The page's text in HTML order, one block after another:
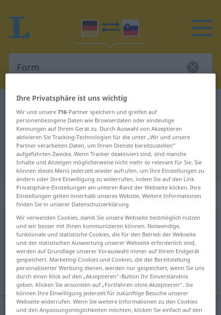
Deutsch-Slowenisch Wörterbuch
Deutsch-Slowenisch Übersetzung
für "Form"
"Form" Slowenisch Übersetzung
„Form“: Femininum
Formf
Übersicht aller Übersetzungen
(Für mehr Details die Übersetzung anklicken/antippen)
oblíka, kondícija
Ihre Privatsphäre ist uns wichtig
Wir und unsere716-Partner speichern und greifen auf
personenbezogene Daten wie Browserdaten oder eindeutige
Kennungen auf Ihrem Gerät zu. Durch Auswahl von Akzeptieren
aktivieren Sie Tracking-Technologien für die unter „Wir und unsere
Partner verarbeiten Daten, um Ihnen Dienste bereitzustellen“
aufgeführten Zwecke. Wenn Tracker deaktiviert sind, sind manche
Inhalte und Anzeigen möglicherweise nicht mehr so relevant für Sie. Sie
können dieses Menü jederzeit wieder aufrufen, um Ihre Einstellungen zu
ändern oder Ihre Einwilligung zu widerrufen, indem Sie auf den Link
Privatsphäre-Einstellungen am unteren Rand der Webseite klicken. Ihre
Einstellungen gelten innerhalb unseres Website. Weitere Informationen
finden Sie in unserer Datenschutzerklärung.
Wir verwenden Cookies, damit Sie unsere Webseite bestmöglich nutzen
und wir besser mit Ihnen kommunizieren können. Notwendige,
funktionale und statistische Cookies, die für den Betrieb der Webseite
und der statistischen Auswertung unserer Webseite erforderlich sind,
werden auf Grundlage unserer Vorauswahl immer auf Ihrem Endgerät
gespeichert. Marketing-Cookies und Cookies, die der Bereitstellung
personalisierter Werbung dienen, werden nur gespeichert, wenn Sie uns
durch einen Klick auf den „Akzeptieren“-Button Ihr Einverständnis
geben. Klicken Sie ansonsten auf „Fortfahren ohne Akzeptieren“. Sie
können Ihre Einwilligung jederzeit für zukünftige Besuche unserer
Webseite widerrufen. Wenn Sie weitere Informationen zu den Cookies
und den Anpassungsmöglichkeiten möchten, klicken Sie einfach auf den